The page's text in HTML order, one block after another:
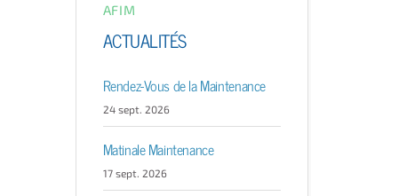
AFIM
ACTUALITÉS
Rendez-Vous de la Maintenance
24 sept. 2026
Matinale Maintenance
17 sept. 2026